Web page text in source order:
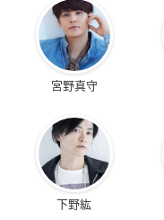
宮野真守
下野紘